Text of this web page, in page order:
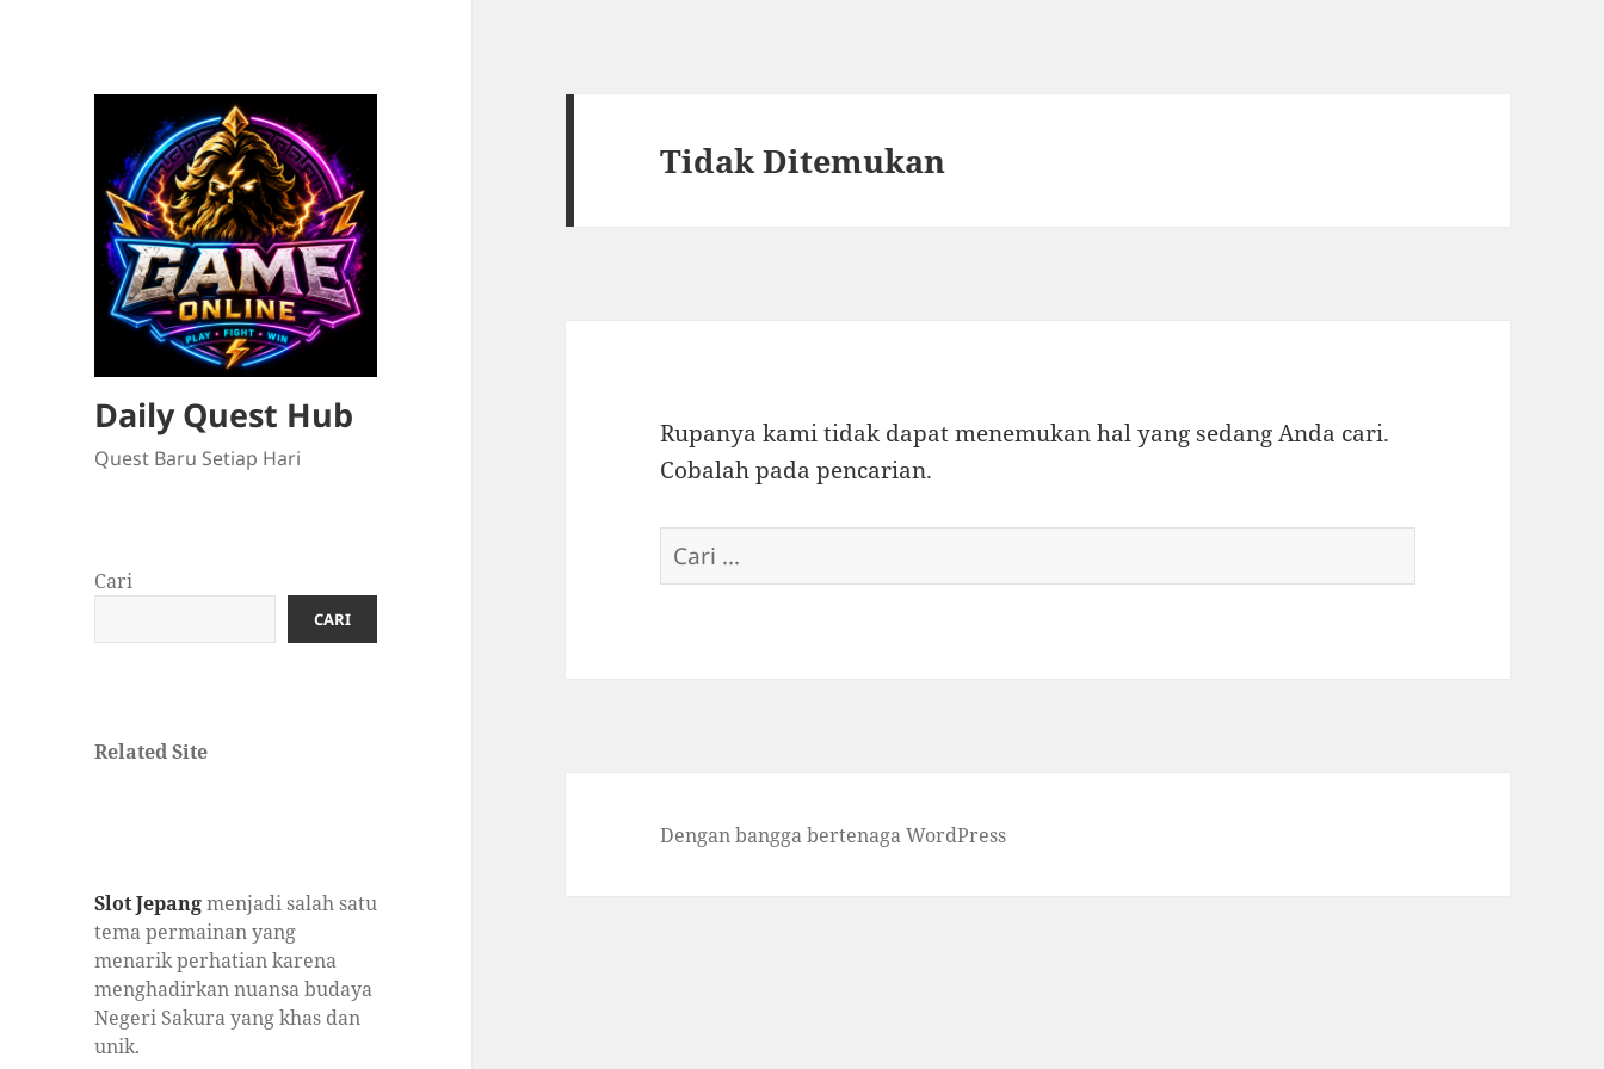
Daily Quest Hub
Quest Baru Setiap Hari
Cari
CARI
Related Site
Slot Jepangmenjadi salah satu
tema permainan yang
menarik perhatian karena
menghadirkan nuansa budaya
Negeri Sakura yang khas dan
unik.
Tidak Ditemukan
Rupanya kami tidak dapat menemukan hal yang sedang Anda cari.
Cobalah pada pencarian.
Cari
untuk:
Dengan bangga bertenaga WordPress